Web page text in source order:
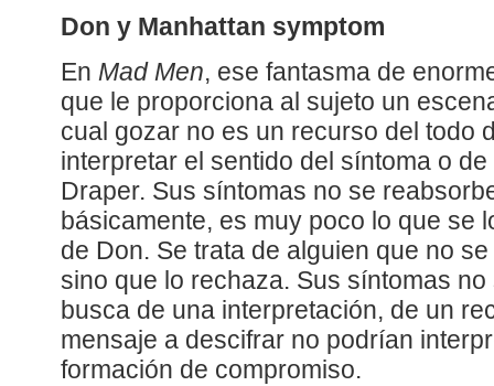
Don y Manhattan symptom
En Mad Men, ese fantasma de
que le proporciona al sujeto un
cual gozar no es un recurso del todo
interpretar el sentido del síntoma o
Draper. Sus síntomas no se
básicamente, es muy poco lo que se
de Don. Se trata de alguien que no
sino que lo rechaza. Sus síntomas
busca de una interpretación, de un
mensaje a descifrar no podrían
formación de compromiso.